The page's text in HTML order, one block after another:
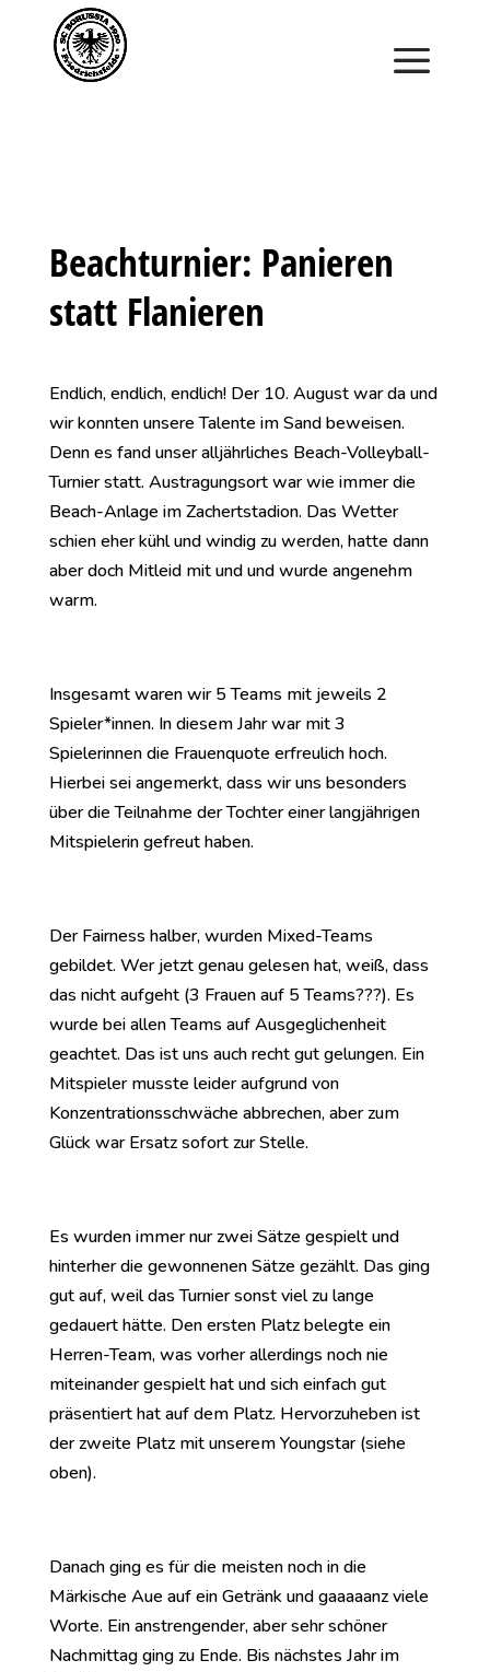
Saisonstart im April. Jetzt ein Schnuppertraining für
Kinder vereinbaren und zu Saisonbeginn dabei sein.
Beachturnier: Panieren
statt Flanieren
Endlich, endlich, endlich! Der 10. August war da und
wir konnten unsere Talente im Sand beweisen.
Denn es fand unser alljährliches Beach-Volleyball-
Turnier statt. Austragungsort war wie immer die
Beach-Anlage im Zachertstadion. Das Wetter
schien eher kühl und windig zu werden, hatte dann
aber doch Mitleid mit und und wurde angenehm
warm.
Insgesamt waren wir 5 Teams mit jeweils 2
Spieler*innen. In diesem Jahr war mit 3
Spielerinnen die Frauenquote erfreulich hoch.
Hierbei sei angemerkt, dass wir uns besonders
über die Teilnahme der Tochter einer langjährigen
Mitspielerin gefreut haben.
Der Fairness halber, wurden Mixed-Teams
gebildet. Wer jetzt genau gelesen hat, weiß, dass
das nicht aufgeht (3 Frauen auf 5 Teams???). Es
wurde bei allen Teams auf Ausgeglichenheit
geachtet. Das ist uns auch recht gut gelungen. Ein
Mitspieler musste leider aufgrund von
Konzentrationsschwäche abbrechen, aber zum
Glück war Ersatz sofort zur Stelle.
Es wurden immer nur zwei Sätze gespielt und
hinterher die gewonnenen Sätze gezählt. Das ging
gut auf, weil das Turnier sonst viel zu lange
gedauert hätte. Den ersten Platz belegte ein
Herren-Team, was vorher allerdings noch nie
miteinander gespielt hat und sich einfach gut
präsentiert hat auf dem Platz. Hervorzuheben ist
der zweite Platz mit unserem Youngstar (siehe
oben).
Danach ging es für die meisten noch in die
Märkische Aue auf ein Getränk und gaaaaanz viele
Worte. Ein anstrengender, aber sehr schöner
Nachmittag ging zu Ende. Bis nächstes Jahr im